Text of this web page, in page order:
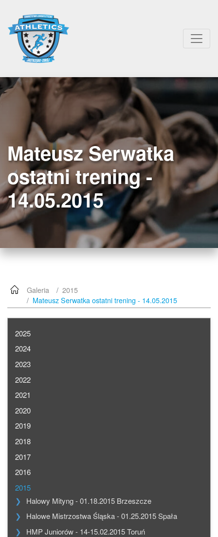
Mateusz Serwatka
ostatni trening -
14.05.2015
Galeria
2015
Mateusz Serwatka ostatni trening - 14.05.2015
2025
2024
2023
2022
2021
2020
2019
2018
2017
2016
2015
Halowy Mityng - 01.18.2015 Brzeszcze
Halowe Mistrzostwa Śląska - 01.25.2015 Spała
HMP Juniorów - 14-15.02.2015 Toruń